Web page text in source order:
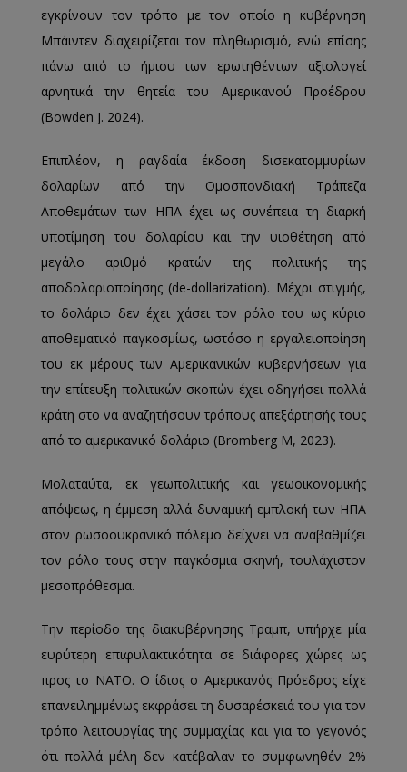
εγκρίνουν τον τρόπο με τον οποίο η κυβέρνηση
Μπάιντεν διαχειρίζεται τον πληθωρισμό, ενώ επίσης
πάνω από το ήμισυ των ερωτηθέντων αξιολογεί
αρνητικά την θητεία του Αμερικανού Προέδρου
(Bowden J. 2024).
Επιπλέον, η ραγδαία έκδοση δισεκατομμυρίων
δολαρίων από την Ομοσπονδιακή Τράπεζα
Αποθεμάτων των ΗΠΑ έχει ως συνέπεια τη διαρκή
υποτίμηση του δολαρίου και την υιοθέτηση από
μεγάλο αριθμό κρατών της πολιτικής της
αποδολαριοποίησης (de-dollarization). Μέχρι στιγμής,
το δολάριο δεν έχει χάσει τον ρόλο του ως κύριο
αποθεματικό παγκοσμίως, ωστόσο η εργαλειοποίηση
του εκ μέρους των Αμερικανικών κυβερνήσεων για
την επίτευξη πολιτικών σκοπών έχει οδηγήσει πολλά
κράτη στο να αναζητήσουν τρόπους απεξάρτησής τους
από το αμερικανικό δολάριο (Bromberg M, 2023).
Μολαταύτα, εκ γεωπολιτικής και γεωοικονομικής
απόψεως, η έμμεση αλλά δυναμική εμπλοκή των ΗΠΑ
στον ρωσοουκρανικό πόλεμο δείχνει να αναβαθμίζει
τον ρόλο τους στην παγκόσμια σκηνή, τουλάχιστον
μεσοπρόθεσμα.
Την περίοδο της διακυβέρνησης Τραμπ, υπήρχε μία
ευρύτερη επιφυλακτικότητα σε διάφορες χώρες ως
προς το ΝΑΤΟ. Ο ίδιος ο Αμερικανός Πρόεδρος είχε
επανειλημμένως εκφράσει τη δυσαρέσκειά του για τον
τρόπο λειτουργίας της συμμαχίας και για το γεγονός
ότι πολλά μέλη δεν κατέβαλαν το συμφωνηθέν 2%